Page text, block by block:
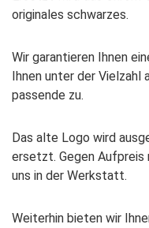
originales schwarzes.
Wir garantieren Ihnen
Ihnen unter der Vielzahl
passende zu.
Das alte Logo wird
ersetzt. Gegen Aufpreis
uns in der Werkstatt.
Weiterhin bieten wir